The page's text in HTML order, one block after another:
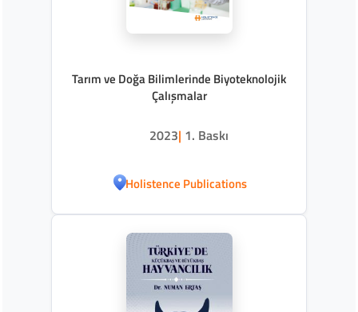
Tarım ve Doğa Bilimlerinde Biyoteknolojik
Çalışmalar
2023| 1. Baskı
Holistence Publications